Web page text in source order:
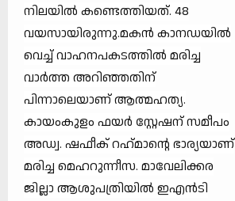
നിലയില്‍ കണ്ടെത്തിയത്. 48
വയസായിരുന്നു.മകന്‍ കാനഡയില്‍
വെച്ച് വാഹനപകടത്തില്‍ മരിച്ച
വാര്‍ത്ത അറിഞ്ഞതിന്
പിന്നാലെയാണ് ആത്മഹത്യ.
കായംകുളം ഫയര്‍ സ്റ്റേഷന് സമീപം
അഡ്വ. ഷഫീക് റഹ്‌മാന്റെ ഭാര്യയാണ്
മരിച്ച മെഹറുന്നീസ. മാവേലിക്കര
ജില്ലാ ആശുപത്രിയില്‍ ഇഎന്‍ടി